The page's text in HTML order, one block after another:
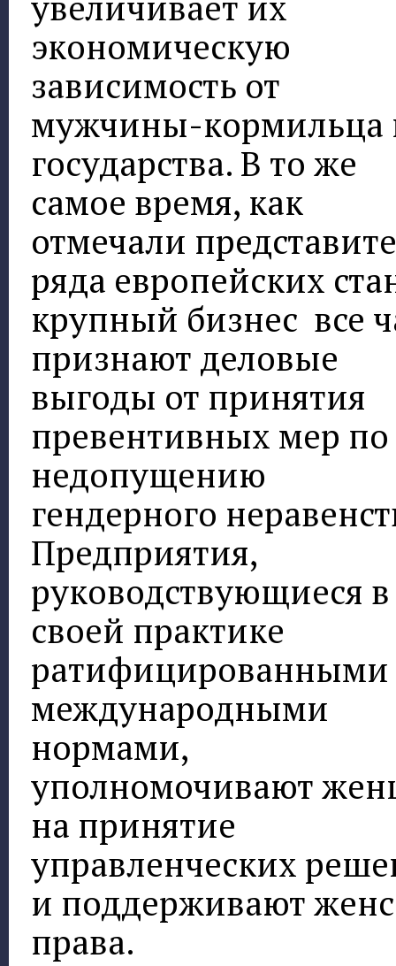
экономическую
зависимость от
мужчины-кормильца
государства. В то же
самое время, как
отмечали
ряда европейских
крупный бизнес все
признают деловые
выгоды от принятия
превентивных мер по
недопущению
гендерного
Предприятия,
руководствующиеся в
своей практике
ратифицированными
международными
нормами,
уполномочивают
на принятие
управленческих
и поддерживают
права.